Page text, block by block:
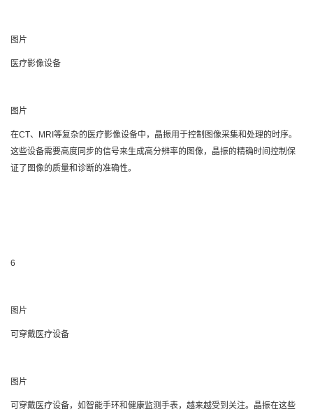
图片
医疗影像设备
图片
在CT、MRI等复杂的医疗影像设备中，晶振用于控制图像采集和处理的时序。
这些设备需要高度同步的信号来生成高分辨率的图像，晶振的精确时间控制保
证了图像的质量和诊断的准确性。
6
图片
可穿戴医疗设备
图片
可穿戴医疗设备，如智能手环和健康监测手表，越来越受到关注。晶振在这些